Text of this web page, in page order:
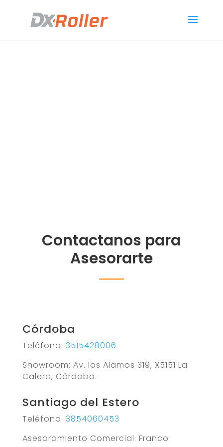
Contactanos para
Asesorarte
Córdoba
Teléfono: 3515428006
Showroom: Av. los Alamos 319, X5151 La
Calera, Córdoba.
Santiago del Estero
Teléfono: 3854060453
Asesoramiento Comercial: Franco